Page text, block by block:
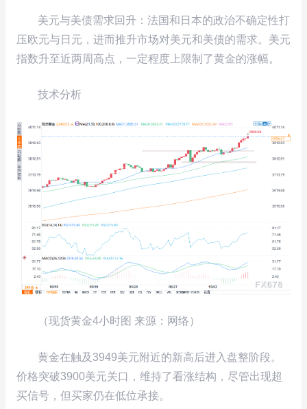
美元与美债需求回升：法国和日本的政治不确定性打
压欧元与日元，进而推升市场对美元和美债的需求。美元
指数升至近两周高点，一定程度上限制了黄金的涨幅。
技术分析
（现货黄金4小时图 来源：网络）
黄金在触及3949美元附近的新高后进入盘整阶段。
价格突破3900美元关口，维持了看涨结构，尽管出现超
买信号，但买家仍在低位承接。